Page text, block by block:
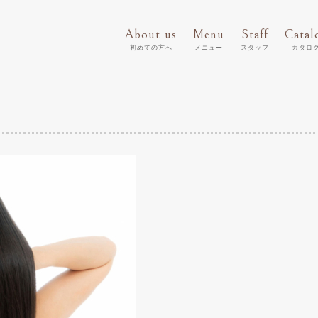
About us
初めての方へ
Menu
メニュー
Staff
スタッフ カタロ